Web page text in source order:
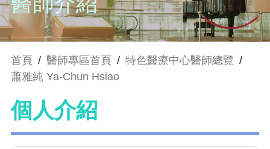
首頁 / 醫師專區首頁 / 特色醫療中心醫師總覽 /
蕭雅純 Ya-Chun Hsiao
個人介紹